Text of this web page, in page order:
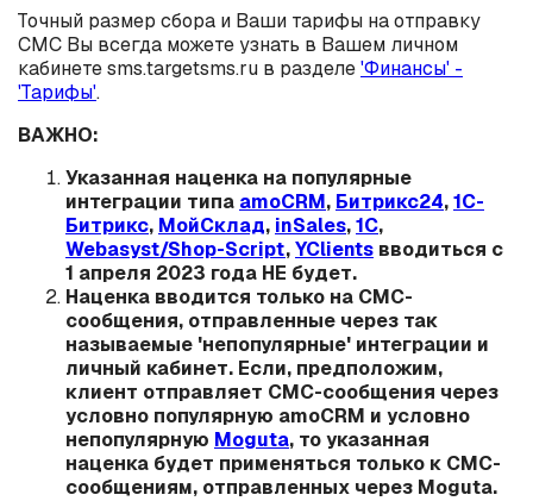
Точный размер сбора и Ваши тарифы на отправку
СМС Вы всегда можете узнать в Вашем личном
кабинете sms.targetsms.ru в разделе'Финансы' -
'Тарифы'.
ВАЖНО:
Указанная наценка на популярные
интеграции типа amoCRM, Битрикс24,1С-
Битрикс, МойСклад, inSales,1С,
Webasyst/Shop-Script,YClients вводиться с
1 апреля 2023 года НЕ будет.
Наценка вводится только на СМС-
сообщения, отправленные через так
называемые 'непопулярные' интеграции и
личный кабинет. Если, предположим,
клиент отправляет СМС-сообщения через
условно популярную amoCRM и условно
непопулярную Moguta, то указанная
наценка будет применяться только к СМС-
сообщениям, отправленных через Moguta.